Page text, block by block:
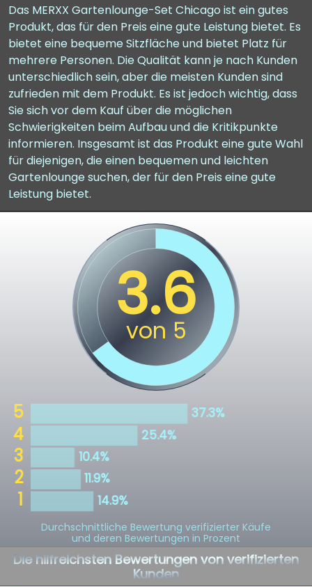
Das MERXX Gartenlounge-Set Chicago ist ein gutes
Produkt, das für den Preis eine gute Leistung bietet. Es
bietet eine bequeme Sitzfläche und bietet Platz für
mehrere Personen. Die Qualität kann je nach Kunden
unterschiedlich sein, aber die meisten Kunden sind
zufrieden mit dem Produkt. Es ist jedoch wichtig, dass
Sie sich vor dem Kauf über die möglichen
Schwierigkeiten beim Aufbau und die Kritikpunkte
informieren. Insgesamt ist das Produkt eine gute Wahl
für diejenigen, die einen bequemen und leichten
Gartenlounge suchen, der für den Preis eine gute
Leistung bietet.
Durchschnittliche Bewertung verifizierter Käufe
und deren Bewertungen in Prozent
Die hilfreichsten Bewertungen von verifizierten
Kunden